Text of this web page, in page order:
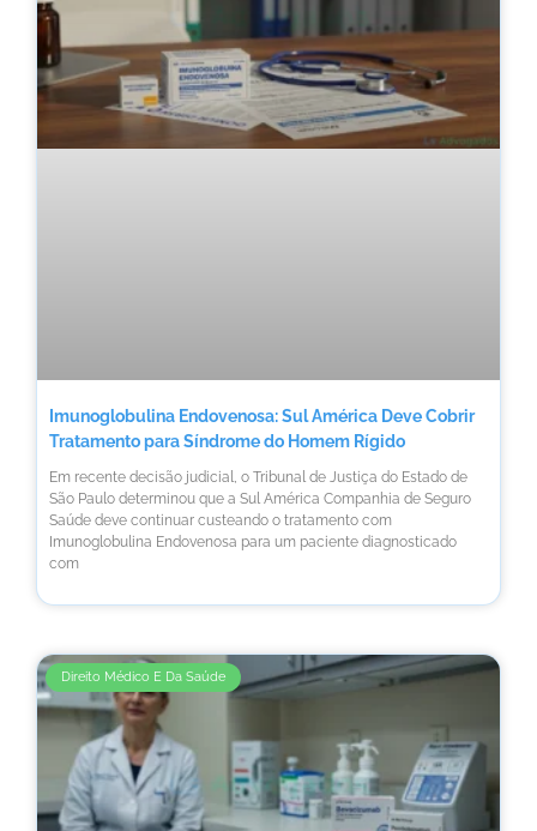
Imunoglobulina Endovenosa: Sul América Deve Cobrir
Tratamento para Síndrome do Homem Rígido
Em recente decisão judicial, o Tribunal de Justiça do Estado de
São Paulo determinou que a Sul América Companhia de Seguro
Saúde deve continuar custeando o tratamento com
Imunoglobulina Endovenosa para um paciente diagnosticado
com
Direito Médico E Da Saúde